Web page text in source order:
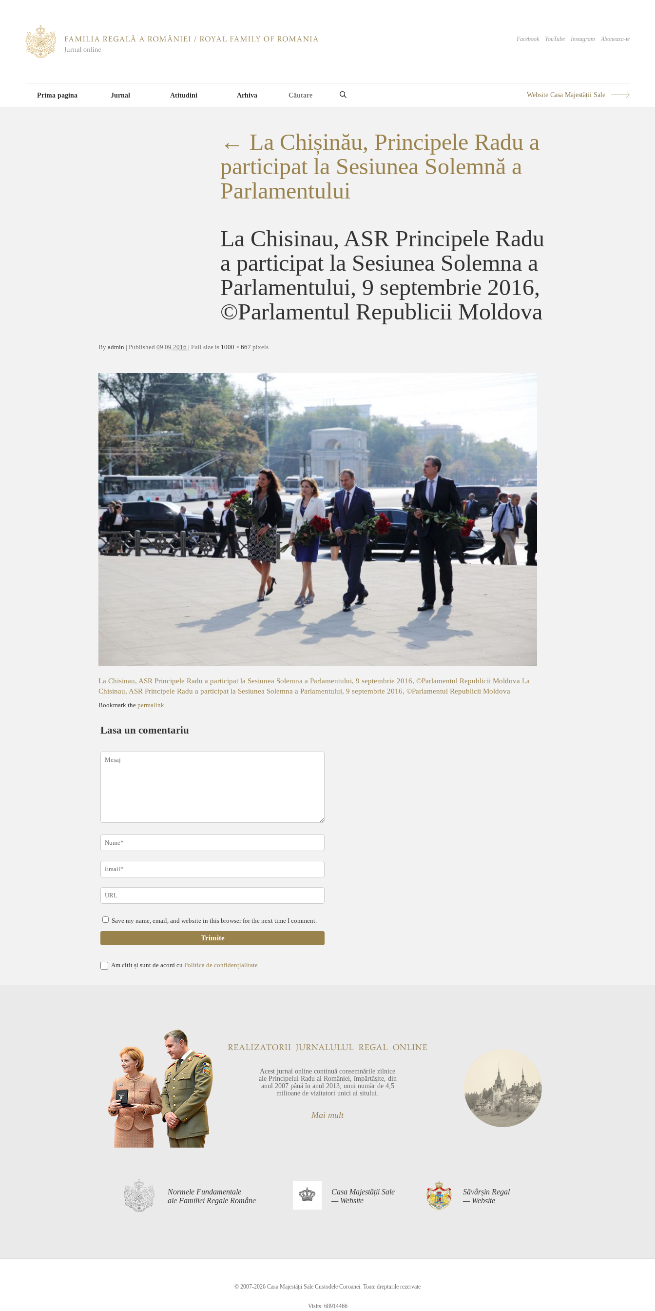
Facebook YouTube Instagram Aboneaza-te
Prima pagina Jurnal Atitudini Arhiva Website Casa Majestății Sale
← La Chișinău, Principele Radu a
participat la Sesiunea Solemnă a
Parlamentului
La Chisinau, ASR Principele Radu
a participat la Sesiunea Solemna a
Parlamentului, 9 septembrie 2016,
©Parlamentul Republicii Moldova
By admin | Published 09.09.2016 | Full size is 1000 × 667 pixels
La Chisinau, ASR Principele Radu a participat la Sesiunea Solemna a Parlamentului, 9 septembrie 2016, ©Parlamentul Republicii Moldova La
Chisinau, ASR Principele Radu a participat la Sesiunea Solemna a Parlamentului, 9 septembrie 2016, ©Parlamentul Republicii Moldova
Bookmark the permalink
Lasa un comentariu
Save my name, email, and website in this browser for the next time I comment.
Am citit și sunt de acord cu Politica de confidențialitate
Acest jurnal online continuă consemnările zilnice
ale Principelui Radu al României, împărtășite, din
anul 2007 până în anul 2013, unui număr de 4,5
milioane de vizitatori unici ai sitului.
Mai mult
Normele Fundamentale
ale Familiei Regale Române
Casa Majestății Sale
— Website
Săvârșin Regal
— Website
© 2007-2026 Casa Majestății Sale Custodele Coroanei. Toate drepturile rezervate
Visits: 68914466